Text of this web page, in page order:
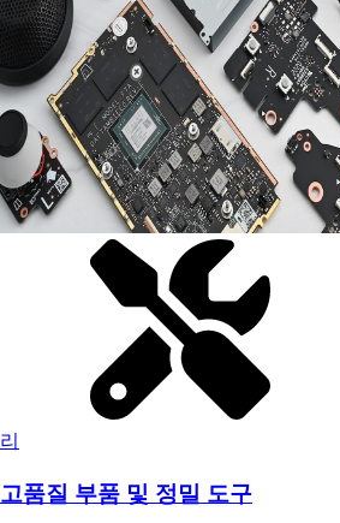
리
고품질 부품 및 정밀 도구